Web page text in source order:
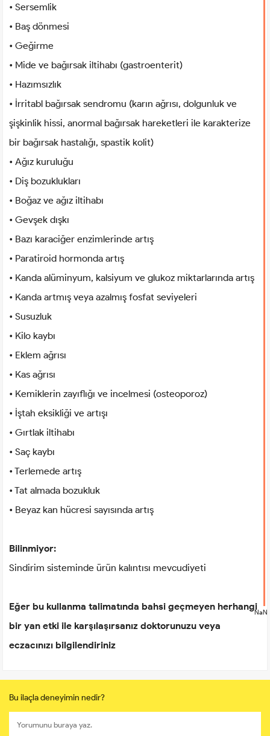
• Sersemlik
• Baş dönmesi
• Geğirme
• Mide ve bağırsak iltihabı (gastroenterit)
• Hazımsızlık
• İrritabl bağırsak sendromu (karın ağrısı, dolgunluk ve
şişkinlik hissi, anormal bağırsak hareketleri ile karakterize
bir bağırsak hastalığı, spastik kolit)
• Ağız kuruluğu
• Diş bozuklukları
• Boğaz ve ağız iltihabı
• Gevşek dışkı
• Bazı karaciğer enzimlerinde artış
• Paratiroid hormonda artış
• Kanda alüminyum, kalsiyum ve glukoz miktarlarında artış
• Kanda artmış veya azalmış fosfat seviyeleri
• Susuzluk
• Kilo kaybı
• Eklem ağrısı
• Kas ağrısı
• Kemiklerin zayıflığı ve incelmesi (osteoporoz)
• İştah eksikliği ve artışı
• Gırtlak iltihabı
• Saç kaybı
• Terlemede artış
• Tat almada bozukluk
• Beyaz kan hücresi sayısında artış
Bilinmiyor:
Sindirim sisteminde ürün kalıntısı mevcudiyeti
Eğer bu kullanma talimatında bahsi geçmeyen herhangi
bir yan etki ile karşılaşırsanız doktorunuzu veya
eczacınızı bilgilendiriniz
Bu ilaçla deneyimin nedir?
NaN